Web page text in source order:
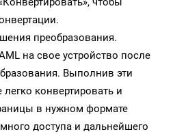
преобразования.
на свое устройство после
Выполнив эти
конвертировать и
в нужном формате
доступа и дальнейшего